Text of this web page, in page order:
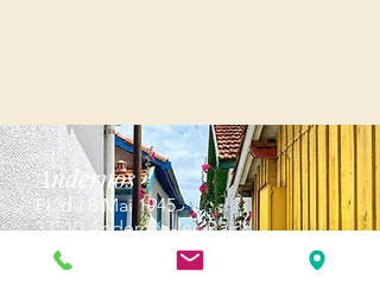
Andernos
Pl. du 8 Mai 1945
33510 Andernos-les-Bains